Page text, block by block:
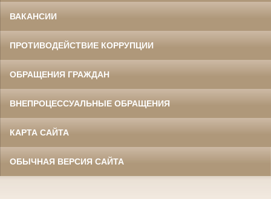
ВАКАНСИИ
ПРОТИВОДЕЙСТВИЕ КОРРУПЦИИ
ОБРАЩЕНИЯ ГРАЖДАН
ВНЕПРОЦЕССУАЛЬНЫЕ ОБРАЩЕНИЯ
КАРТА САЙТА
ОБЫЧНАЯ ВЕРСИЯ САЙТА